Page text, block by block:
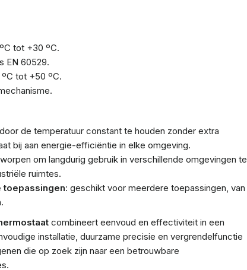
tot +30 ºC.
EN 60529.
ºC tot +50 ºC.
de temperatuur constant te houden zonder extra
bij aan energie-efficiëntie in elke omgeving.
om langdurig gebruik in verschillende omgevingen te
ruimtes.
toepassingen: geschikt voor meerdere toepassingen, van
combineert eenvoud en effectiviteit in een
installatie, duurzame precisie en vergrendelfunctie
die op zoek zijn naar een betrouwbare